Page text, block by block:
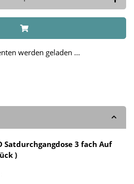
werden geladen ...
Satdurchgangdose 3 fach Auf
)